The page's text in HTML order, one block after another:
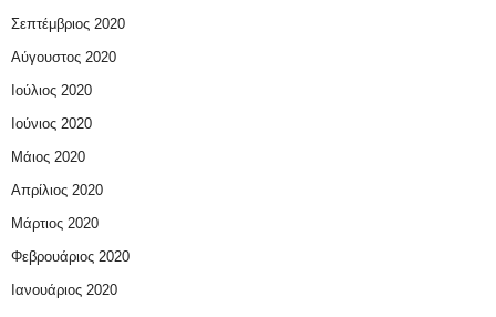
Σεπτέμβριος 2020
Αύγουστος 2020
Ιούλιος 2020
Ιούνιος 2020
Μάιος 2020
Απρίλιος 2020
Μάρτιος 2020
Φεβρουάριος 2020
Ιανουάριος 2020